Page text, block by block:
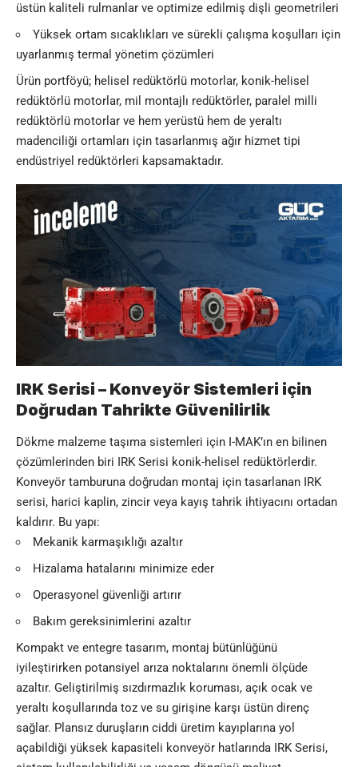
üstün kaliteli rulmanlar ve optimize edilmiş dişli geometrileri
Yüksek ortam sıcaklıkları ve sürekli çalışma koşulları için
uyarlanmış termal yönetim çözümleri
Ürün portföyü; helisel redüktörlü motorlar, konik-helisel
redüktörlü motorlar, mil montajlı redüktörler, paralel milli
redüktörlü motorlar ve hem yerüstü hem de yeraltı
madenciliği ortamları için tasarlanmış ağır hizmet tipi
endüstriyel redüktörleri kapsamaktadır.
IRK Serisi – Konveyör Sistemleri için
Doğrudan Tahrikte Güvenilirlik
Dökme malzeme taşıma sistemleri için I-MAK’ın en bilinen
çözümlerinden biri IRK Serisi konik-helisel redüktörlerdir.
Konveyör tamburuna doğrudan montaj için tasarlanan IRK
serisi, harici kaplin, zincir veya kayış tahrik ihtiyacını ortadan
kaldırır. Bu yapı:
Mekanik karmaşıklığı azaltır
Hizalama hatalarını minimize eder
Operasyonel güvenliği artırır
Bakım gereksinimlerini azaltır
Kompakt ve entegre tasarım, montaj bütünlüğünü
iyileştirirken potansiyel arıza noktalarını önemli ölçüde
azaltır. Geliştirilmiş sızdırmazlık koruması, açık ocak ve
yeraltı koşullarında toz ve su girişine karşı üstün direnç
sağlar. Plansız duruşların ciddi üretim kayıplarına yol
açabildiği yüksek kapasiteli konveyör hatlarında IRK Serisi,